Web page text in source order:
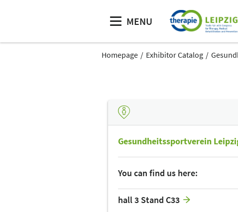
MENU
Homepage Exhibitor Catalog
Gesundheitssportverein
You can find us here:
hall 3 Stand C33